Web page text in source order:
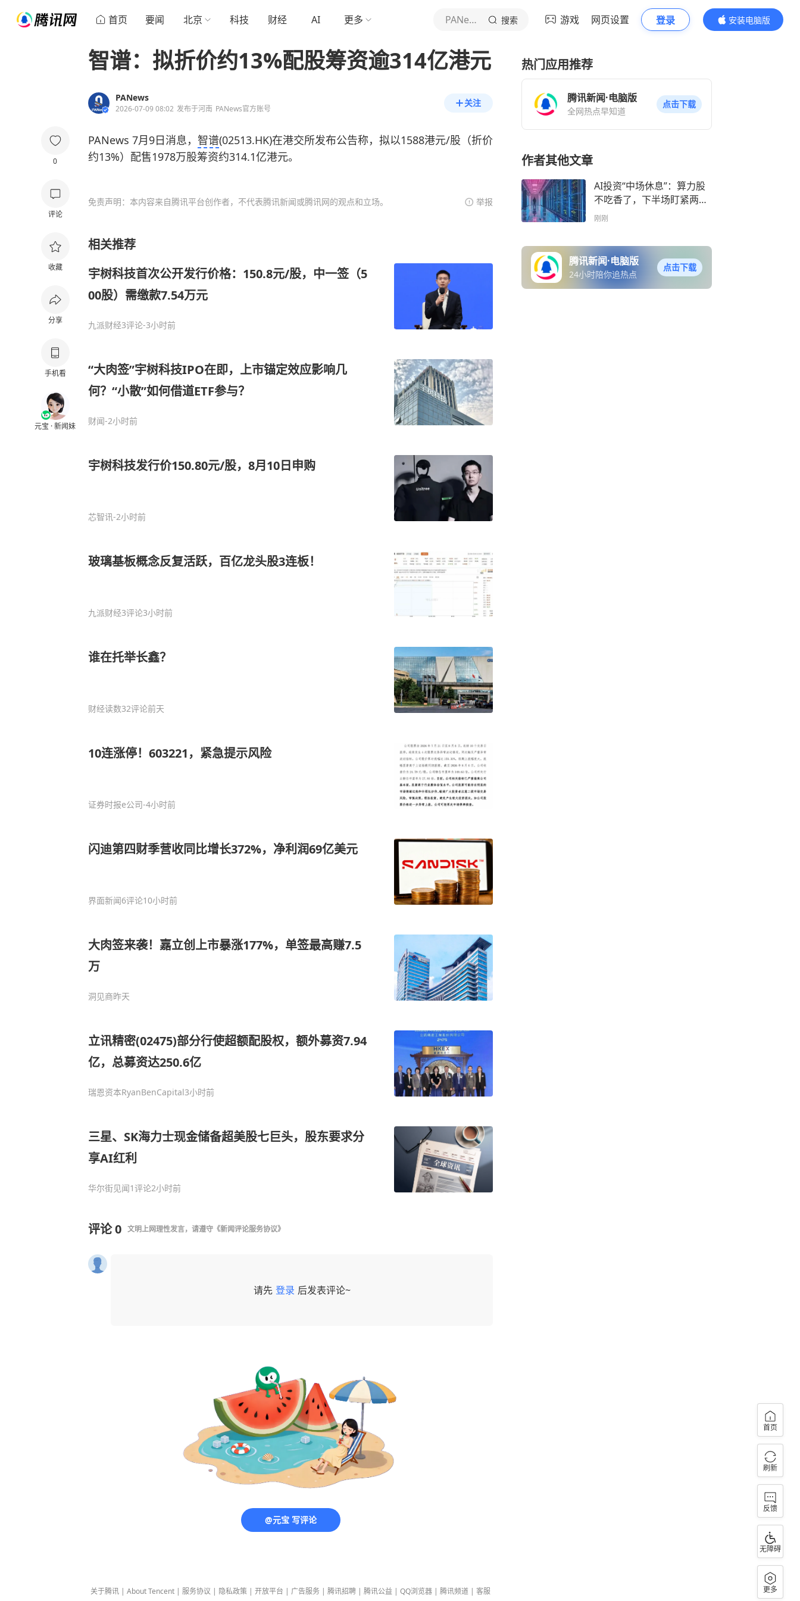
首页 要闻 北京 科技 财经 AI 更多 PANews 搜索 游戏 网页设置 登录
安装电脑版
内容更精彩
0
评论
收藏
分享
手机看
元宝 · 新闻妹
智谱：拟折价约13%配股筹资逾314亿港元
PANews
2026-07-09 08:02 发布于河南 PANews官方账号
关注
PANews 7月9日消息， 智谱(02513.HK)在港交所发布公告称，拟以1588港元/股（折价
约13%）配售1978万股筹资约314.1亿港元。
免责声明：本内容来自腾讯平台创作者，不代表腾讯新闻或腾讯网的观点和立场。 举报
相关推荐
宇树科技首次公开发行价格：150.8元/股，中一签（5
00股）需缴款7.54万元
九派财经3评论-3小时前
“大肉签”宇树科技IPO在即，上市锚定效应影响几
何？“小散”如何借道ETF参与？
财闻-2小时前
宇树科技发行价150.80元/股，8月10日申购
芯智讯-2小时前
玻璃基板概念反复活跃，百亿龙头股3连板！
九派财经3评论3小时前
谁在托举长鑫？
财经读数32评论前天
10连涨停！603221，紧急提示风险
证券时报e公司-4小时前
闪迪第四财季营收同比增长372%，净利润69亿美元
界面新闻6评论10小时前
大肉签来袭！嘉立创上市暴涨177%，单签最高赚7.5
万
洞见商昨天
立讯精密(02475)部分行使超额配股权，额外募资7.94
亿，总募资达250.6亿
瑞恩资本RyanBenCapital3小时前
三星、SK海力士现金储备超美股七巨头，股东要求分
享AI红利
华尔街见闻1评论2小时前
评论0 文明上网理性发言，请遵守 《新闻评论服务协议》
请先 登录 后发表评论~
@元宝 写评论
关于腾讯 | About Tencent | 服务协议 | 隐私政策 | 开放平台 | 广告服务 | 腾讯招聘 | 腾讯公益 | QQ浏览器 | 腾讯频道 | 客服
热门应用推荐
腾讯新闻·电脑版
全网热点早知道
点击下载
作者其他文章
AI投资“中场休息”：算力股
不吃香了，下半场盯紧两件
事
刚刚
腾讯新闻·电脑版
24小时陪你追热点
点击下载
首页
刷新
反馈
无障碍
更多